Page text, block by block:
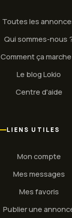
Toutes les
Qui sommes-nous
Comment ça
Le blog Lokio
Centre d'aide
LIENS UTILES
Mon compte
Mes messages
Mes favoris
Publier une